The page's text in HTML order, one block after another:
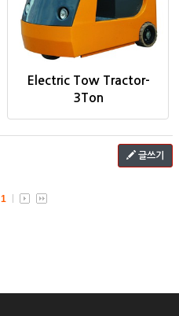
Electric Tow Tractor-
3Ton
글쓰기
1